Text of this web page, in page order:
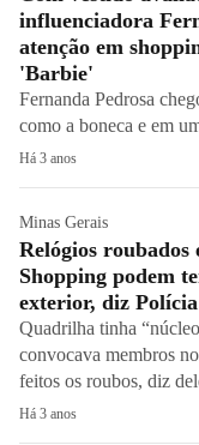
influenciadora
atenção em
'Barbie'
Fernanda Pedrosa
como a boneca e em
Há 3 anos
Minas Gerais
Relógios
Shopping podem
exterior, diz
Quadrilha tinha
convocava membros
feitos os roubos, diz
Há 3 anos